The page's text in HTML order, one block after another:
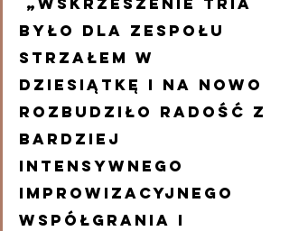
było dla zespołu
strzałem w
dziesiątkę i na nowo
rozbudziło radość z
bardziej
intensywnego
improwizacyjnego
współgrania i